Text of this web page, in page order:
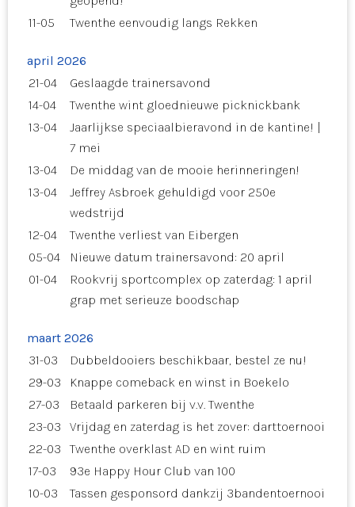
11-05
Twenthe eenvoudig langs Rekken
april 2026
21-04
Geslaagde trainersavond
14-04
Twenthe wint gloednieuwe picknickbank
13-04
Jaarlijkse speciaalbieravond in de kantine! |
7 mei
13-04
De middag van de mooie herinneringen!
13-04
Jeffrey Asbroek gehuldigd voor 250e
wedstrijd
12-04
Twenthe verliest van Eibergen
05-04
Nieuwe datum trainersavond: 20 april
01-04
Rookvrij sportcomplex op zaterdag: 1 april
grap met serieuze boodschap
maart 2026
31-03
Dubbeldooiers beschikbaar, bestel ze nu!
29-03
Knappe comeback en winst in Boekelo
27-03
Betaald parkeren bij v.v. Twenthe
23-03
Vrijdag en zaterdag is het zover: darttoernooi
22-03
Twenthe overklast AD en wint ruim
17-03
93e Happy Hour Club van 100
10-03
Tassen gesponsord dankzij 3bandentoernooi